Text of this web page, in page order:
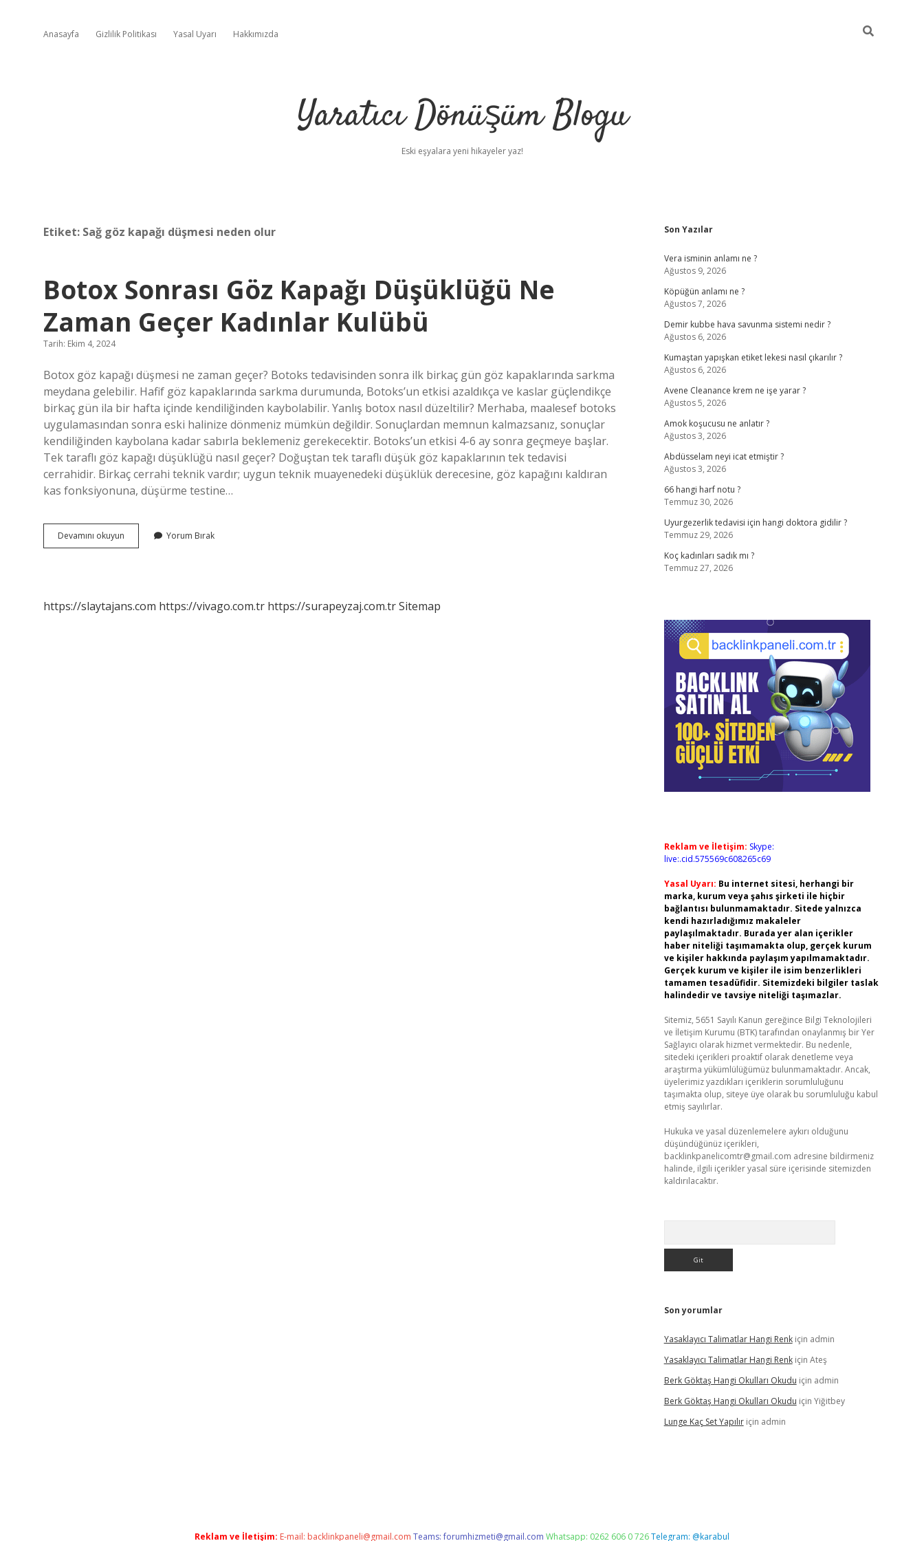
Anasayfa Gizlilik Politikası Yasal Uyarı Hakkımızda
Yaratıcı Dönüşüm Blogu
Eski eşyalara yeni hikayeler yaz!
Etiket: Sağ göz kapağı düşmesi neden olur
Botox Sonrası Göz Kapağı Düşüklüğü Ne
Zaman Geçer Kadınlar Kulübü
Tarih: Ekim 4, 2024
Botox göz kapağı düşmesi ne zaman geçer? Botoks tedavisinden sonra ilk birkaç gün göz kapaklarında sarkma
meydana gelebilir. Hafif göz kapaklarında sarkma durumunda, Botoks’un etkisi azaldıkça ve kaslar güçlendikçe
birkaç gün ila bir hafta içinde kendiliğinden kaybolabilir. Yanlış botox nasıl düzeltilir? Merhaba, maalesef botoks
uygulamasından sonra eski halinize dönmeniz mümkün değildir. Sonuçlardan memnun kalmazsanız, sonuçlar
kendiliğinden kaybolana kadar sabırla beklemeniz gerekecektir. Botoks’un etkisi 4-6 ay sonra geçmeye başlar.
Tek taraflı göz kapağı düşüklüğü nasıl geçer? Doğuştan tek taraflı düşük göz kapaklarının tek tedavisi
cerrahidir. Birkaç cerrahi teknik vardır; uygun teknik muayenedeki düşüklük derecesine, göz kapağını kaldıran
kas fonksiyonuna, düşürme testine…
Devamını okuyun
Sonrası
Zaman
Yorum Bırak
https://slaytajans.com https://vivago.com.tr https://surapeyzaj.com.trSitemap
Sidebar
Son Yazılar
Vera isminin anlamı ne ?
Ağustos 9, 2026
Köpüğün anlamı ne ?
Ağustos 7, 2026
Demir kubbe hava savunma sistemi nedir ?
Ağustos 6, 2026
Kumaştan yapışkan etiket lekesi nasıl çıkarılır ?
Ağustos 6, 2026
Avene Cleanance krem ne işe yarar ?
Ağustos 5, 2026
Amok koşucusu ne anlatır ?
Ağustos 3, 2026
Abdüsselam neyi icat etmiştir ?
Ağustos 3, 2026
66 hangi harf notu ?
Temmuz 30, 2026
Uyurgezerlik tedavisi için hangi doktora gidilir ?
Temmuz 29, 2026
Koç kadınları sadık mı ?
Temmuz 27, 2026
Reklam ve İletişim: Skype:
live:.cid.575569c608265c69
Yasal Uyarı: Bu internet sitesi, herhangi bir
marka, kurum veya şahıs şirketi ile hiçbir
bağlantısı bulunmamaktadır. Sitede yalnızca
kendi hazırladığımız makaleler
paylaşılmaktadır. Burada yer alan içerikler
haber niteliği taşımamakta olup, gerçek kurum
ve kişiler hakkında paylaşım yapılmamaktadır.
Gerçek kurum ve kişiler ile isim benzerlikleri
tamamen tesadüfidir. Sitemizdeki bilgiler taslak
halindedir ve tavsiye niteliği taşımazlar.
Sitemiz, 5651 Sayılı Kanun gereğince Bilgi Teknolojileri
ve İletişim Kurumu (BTK) tarafından onaylanmış bir Yer
Sağlayıcı olarak hizmet vermektedir. Bu nedenle,
sitedeki içerikleri proaktif olarak denetleme veya
araştırma yükümlülüğümüz bulunmamaktadır. Ancak,
üyelerimiz yazdıkları içeriklerin sorumluluğunu
taşımakta olup, siteye üye olarak bu sorumluluğu kabul
etmiş sayılırlar.
Hukuka ve yasal düzenlemelere aykırı olduğunu
düşündüğünüz içerikleri,
backlinkpanelicomtr@gmail.com adresine bildirmeniz
halinde, ilgili içerikler yasal süre içerisinde sitemizden
kaldırılacaktır.
Son yorumlar
Yasaklayıcı Talimatlar Hangi Renkiçin admin
Yasaklayıcı Talimatlar Hangi Renkiçin Ateş
Berk Göktaş Hangi Okulları Okudu için admin
Berk Göktaş Hangi Okulları Okudu için Yiğitbey
Lunge Kaç Set Yapılıriçin admin
Reklam ve İletişim: E-mail: backlinkpaneli@gmail.com Teams:forumhizmeti@gmail.com Whatsapp: 0262 606 0 726Telegram: @karabul